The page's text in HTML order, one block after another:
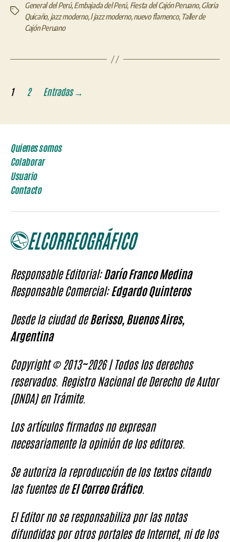
Etiquetas
General del Perú,Embajada del Perú, Fiesta del Cajón Peruano,Gloria
Quicaño, jazz moderno,l jazz moderno,nuevo flamenco, Taller de
Cajón Peruano
Paginación
de
entradas
1 2 Entradas→
Quienes somos
Colaborar
Usuario
Contacto
Responsable Editorial:Darío Franco Medina
Responsable Comercial:Edgardo Quinteros
Desde la ciudad deBerisso, Buenos Aires,
Argentina
Copyright © 2013~2026 | Todos los derechos
reservados. Registro Nacional de Derecho de Autor
(DNDA) en Trámite.
Los artículos firmados no expresan
necesariamente la opinión de los editores.
Se autoriza la reproducción de los textos citando
las fuentes deEl Correo Gráfico.
El Editor no se responsabiliza por las notas
difundidas por otros portales de Internet, ni de los